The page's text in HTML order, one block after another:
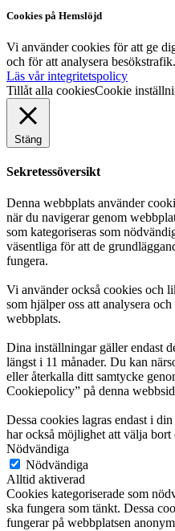
Cookies på Hemslöjd
Vi använder cookies för att ge
och för att analysera besökstrafik.
Läs vår integritetspolicy
Tillåt alla cookiesCookie
Stäng
Sekretessöversikt
Denna webbplats använder
när du navigerar genom
som kategoriseras som
väsentliga för att de
fungera.
Vi använder också cookies och
som hjälper oss att analysera
webbplats.
Dina inställningar gäller endast
längst i 11 månader. Du kan
eller återkalla ditt samtycke
Cookiepolicy” på denna
Dessa cookies lagras endast i
har också möjlighet att välja bort
Nödvändiga
Nödvändiga
Alltid aktiverad
Cookies kategoriserade som
ska fungera som tänkt. Dessa
fungerar på webbplatsen